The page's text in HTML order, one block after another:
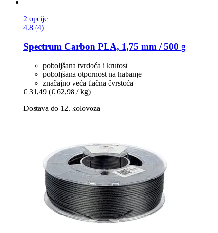
2 opcije
4.8 (4)
Spectrum Carbon PLA, 1,75 mm / 500 g
poboljšana tvrdoća i krutost
poboljšana otpornost na habanje
značajno veća tlačna čvrstoća
€ 31,49 (€ 62,98 / kg)
Dostava do 12. kolovoza